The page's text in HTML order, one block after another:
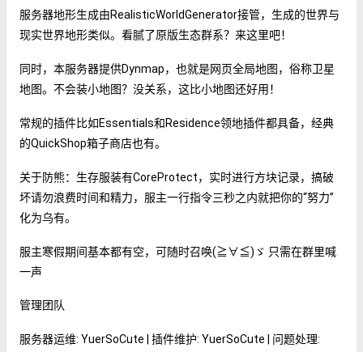
服务器地形生成由RealisticWorldGenerator接管，生成的世界与
现实世界地形类似。看腻了原版生态群系？来这里吧！
同时，本服务器提供Dynmap，也就是网页全局地图，俗称卫星
地图。不会装小地图？没关系，这比小地图还好用！
常规的插件比如Essentials和Residence领地插件都具备，经典
的QuickShop箱子商店也有。
关于防熊：生存服装有CoreProtect，实时进行方块记录，搞破
坏请勿浪费时间和精力，服主一行指令三秒之内就把你的“努力”
化为乌有。
服主寒假期间基本都有空，可随时召唤(≧∀≦)ゞ 只需在群里喊
一声
管理团队
服务器运维: YuerSoCute | 插件维护: YuerSoCute | 问题处理: